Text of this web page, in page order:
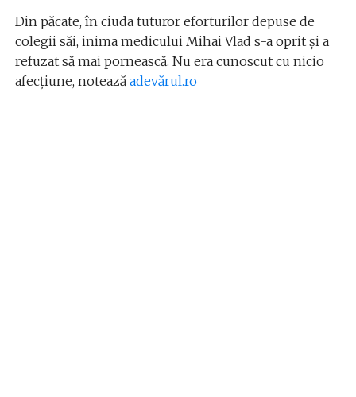
Din păcate, în ciuda tuturor eforturilor depuse de
colegii săi, inima medicului Mihai Vlad s-a oprit și a
refuzat să mai pornească. Nu era cunoscut cu nicio
afecțiune, notează adevărul.ro